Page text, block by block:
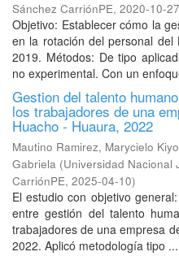
Sánchez CarriónPE, 2020-10-27
Objetivo: Establecer cómo la
en la rotación del personal del
2019. Métodos: De tipo
no experimental. Con un
Gestion del talento
los trabajadores de una
Huacho - Huaura, 2022
Mautino Ramirez, Marycielo
Gabriela (Universidad Nacional
CarriónPE, 2025-04-10)
El estudio con objetivo
entre gestión del talento
trabajadores de una empresa
2022. Aplicó metodología tipo ...